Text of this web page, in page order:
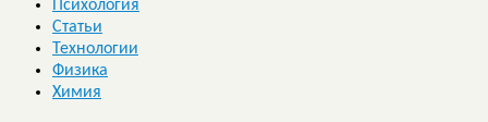
Психология
Статьи
Технологии
Физика
Химия